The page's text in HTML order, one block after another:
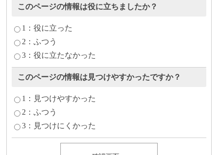
このページの情報は役に立ちましたか？
1：役に立った
2：ふつう
3：役に立たなかった
このページの情報は見つけやすかったですか？
1：見つけやすかった
2：ふつう
3：見つけにくかった